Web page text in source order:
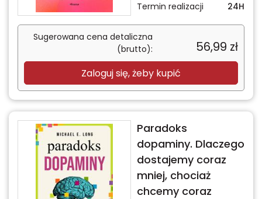
Termin realizacji 24H
Sugerowana cena detaliczna
(brutto):
56,99 zł
Zaloguj się, żeby kupić
Paradoks
dopaminy. Dlaczego
dostajemy coraz
mniej, chociaż
chcemy coraz